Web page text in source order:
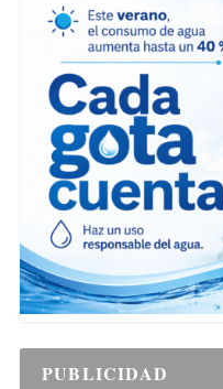
PUBLICIDAD